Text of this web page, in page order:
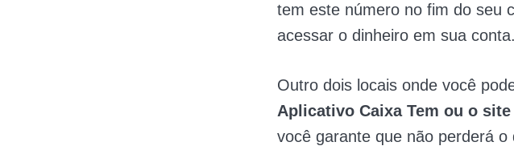
tem este número no fim do seu
acessar o dinheiro em sua conta.
Outro dois locais onde você
Aplicativo Caixa Tem ou o
você garante que não perderá